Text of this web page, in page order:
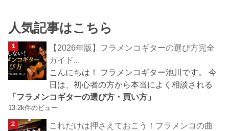
人気記事はこちら
【2026年版】フラメンコギターの選び方完全
ガイド...
こんにちは！ フラメンコギター池川です。 今
日は、初心者の方から本当によく相談される
「フラメンコギターの選び方・買い方」
13.2k件のビュー
これだけは押さえておこう！フラメンコの曲